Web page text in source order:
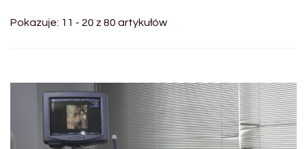
Pokazuje: 11 - 20 z 80 artykułów